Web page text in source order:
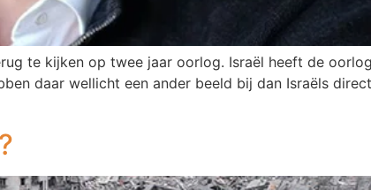
te kijken op twee jaar oorlog. Israël heeft de
daar wellicht een ander beeld bij dan Israëls